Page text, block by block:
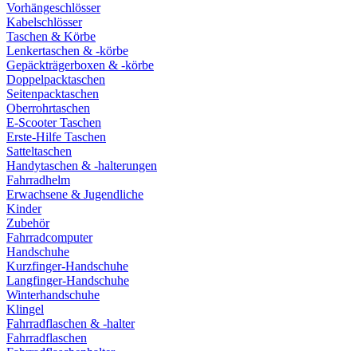
Vorhängeschlösser
Kabelschlösser
Taschen & Körbe
Lenkertaschen & -körbe
Gepäckträgerboxen & -körbe
Doppelpacktaschen
Seitenpacktaschen
Oberrohrtaschen
E-Scooter Taschen
Erste-Hilfe Taschen
Satteltaschen
Handytaschen & -halterungen
Fahrradhelm
Erwachsene & Jugendliche
Kinder
Zubehör
Fahrradcomputer
Handschuhe
Kurzfinger-Handschuhe
Langfinger-Handschuhe
Winterhandschuhe
Klingel
Fahrradflaschen & -halter
Fahrradflaschen